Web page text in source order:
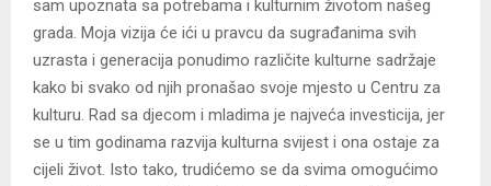
sam upoznata sa potrebama i kulturnim životom našeg
grada. Moja vizija će ići u pravcu da sugrađanima svih
uzrasta i generacija ponudimo različite kulturne sadržaje
kako bi svako od njih pronašao svoje mjesto u Centru za
kulturu. Rad sa djecom i mladima je najveća investicija, jer
se u tim godinama razvija kulturna svijest i ona ostaje za
cijeli život. Isto tako, trudićemo se da svima omogućimo